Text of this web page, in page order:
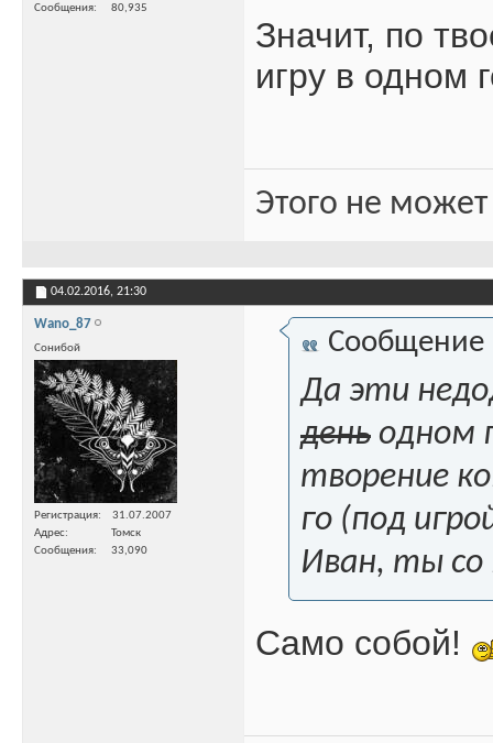
Сообщения
80,935
Значит, по
игру в одном
Этого не
04.02.2016, 21:30
Wano_87
Сонибой
Регистрация
31.07.2007
Адрес
Томск
Сообщения
33,090
Сообщение
Да эти
день одном
творение
го (под
Иван, ты
Само собой!